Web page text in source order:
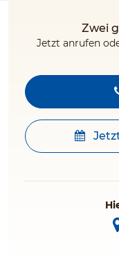
Zwei
Jetzt anrufen